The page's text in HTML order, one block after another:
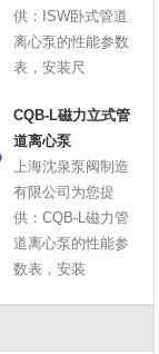
供：ISW卧式管道
离心泵的性能参数
表，安装尺
CQB-L磁力立式管
道离心泵
上海沈泉泵阀制造
有限公司为您提
供：CQB-L磁力管
道离心泵的性能参
数表，安装